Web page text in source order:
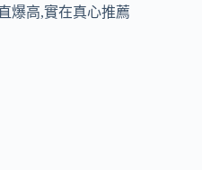
爆高,實在真心推薦